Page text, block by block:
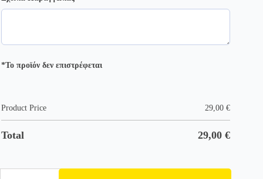
*Το προϊόν δεν επιστρέφεται
Product Price 29,00€
Total 29,00€